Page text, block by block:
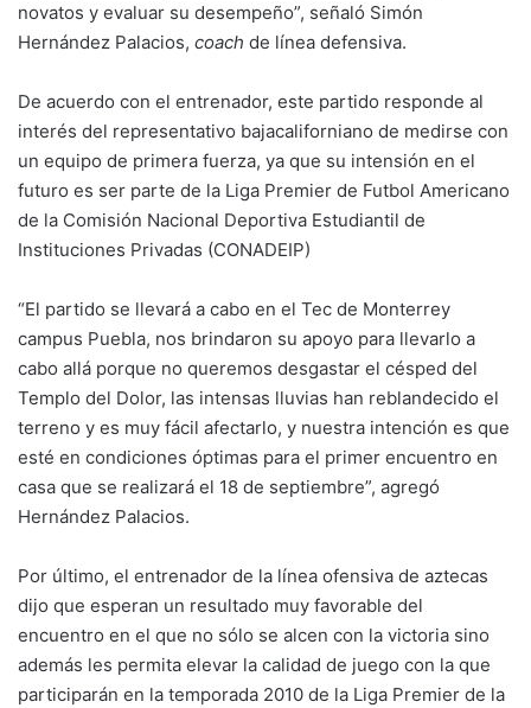
novatos y evaluar su desempeño”, señaló Simón
Hernández Palacios, coach de línea defensiva.
De acuerdo con el entrenador, este partido responde al
interés del representativo bajacaliforniano de medirse con
un equipo de primera fuerza, ya que su intensión en el
futuro es ser parte de la Liga Premier de Futbol Americano
de la Comisión Nacional Deportiva Estudiantil de
Instituciones Privadas (CONADEIP)
“El partido se llevará a cabo en el Tec de Monterrey
campus Puebla, nos brindaron su apoyo para llevarlo a
cabo allá porque no queremos desgastar el césped del
Templo del Dolor, las intensas lluvias han reblandecido el
terreno y es muy fácil afectarlo, y nuestra intención es que
esté en condiciones óptimas para el primer encuentro en
casa que se realizará el 18 de septiembre”, agregó
Hernández Palacios.
Por último, el entrenador de la línea ofensiva de aztecas
dijo que esperan un resultado muy favorable del
encuentro en el que no sólo se alcen con la victoria sino
además les permita elevar la calidad de juego con la que
participarán en la temporada 2010 de la Liga Premier de la